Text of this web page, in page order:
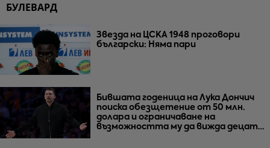
БУЛЕВАРД
Звезда на ЦСКА 1948 проговори
български: Няма пари
Бившата годеница на Лука Дончич
поиска обезщетение от 50 млн.
долара и ограничаване на
възможността му да вижда децата